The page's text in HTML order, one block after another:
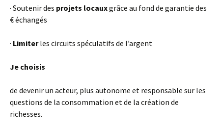
· Soutenir des projets locauxgrâce au fond de garantie des
€ échangés
· Limiterles circuits spéculatifs de l’argent
Je choisis
de devenir un acteur, plus autonome et responsable sur les
questions de la consommation et de la création de
richesses.